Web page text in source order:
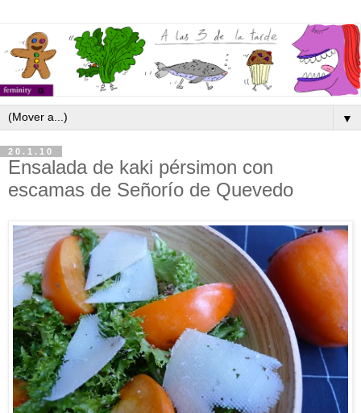
▼
20.1.10
Ensalada de kaki pérsimon con
escamas de Señorío de Quevedo